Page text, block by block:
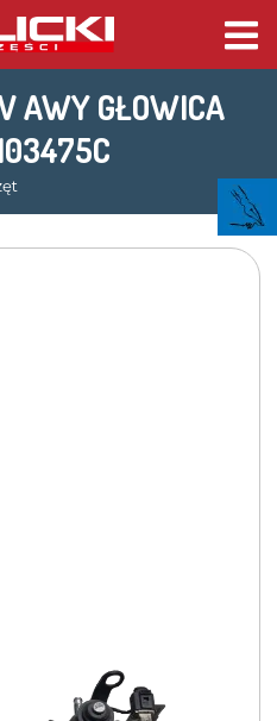
AWY GŁOWICA